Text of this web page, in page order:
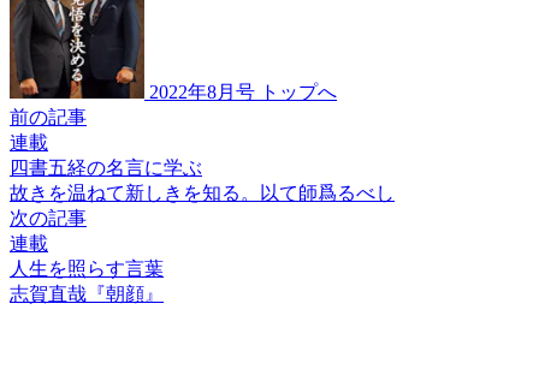
2022年8月号 トップへ
前の記事
連載
四書五経の名言に学ぶ
故きを温ねて新しきを知る。
以て師爲るべし
次の記事
連載
人生を照らす言葉
志賀直哉『朝顔』